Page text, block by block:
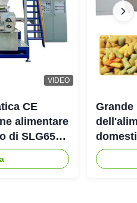
VIDEO
CE
alimentare
di SLG65
vite di
Grande